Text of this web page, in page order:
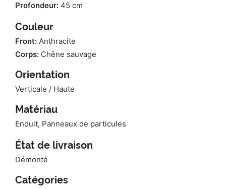
Profondeur: 45 cm
Couleur
Front: Anthracite
Corps: Chêne sauvage
Orientation
Verticale / Haute
Matériau
Enduit, Panneaux de particules
État de livraison
Démonté
Catégories